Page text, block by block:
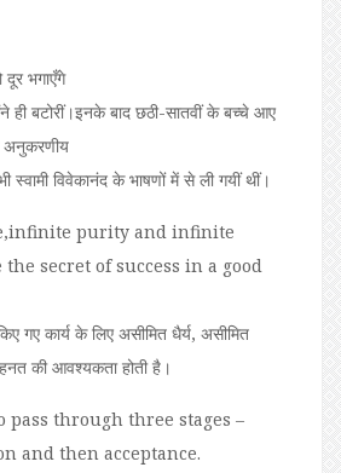
भगाएँगे
ही बटोरीं।इनके बाद छठी-सातवीं के बच्चे आए
अनुकरणीय
स्वामी विवेकानंद के भाषणों में से ली गयीं थीं।
purity and infinite
secret of success in a good
गए कार्य के लिए असीमित धैर्य, असीमित
की आवश्यकता होती है।
pass through three stages –
and then acceptance.